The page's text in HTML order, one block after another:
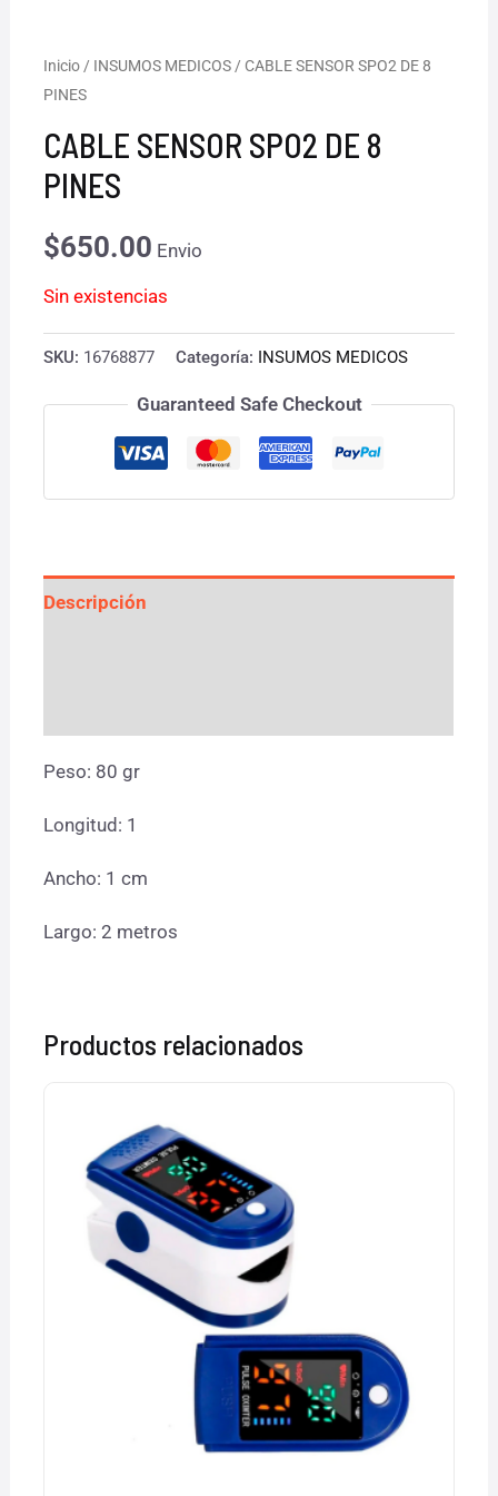
Inicio / INSUMOS MEDICOS / CABLE SENSOR SPO2 DE 8
PINES
CABLE SENSOR SPO2 DE 8
PINES
$650.00 Envio
Sin existencias
SKU: 16768877 Categoría: INSUMOS MEDICOS
Guaranteed Safe Checkout
Descripción
Peso: 80 gr
Longitud: 1
Ancho: 1 cm
Largo: 2 metros
Productos relacionados